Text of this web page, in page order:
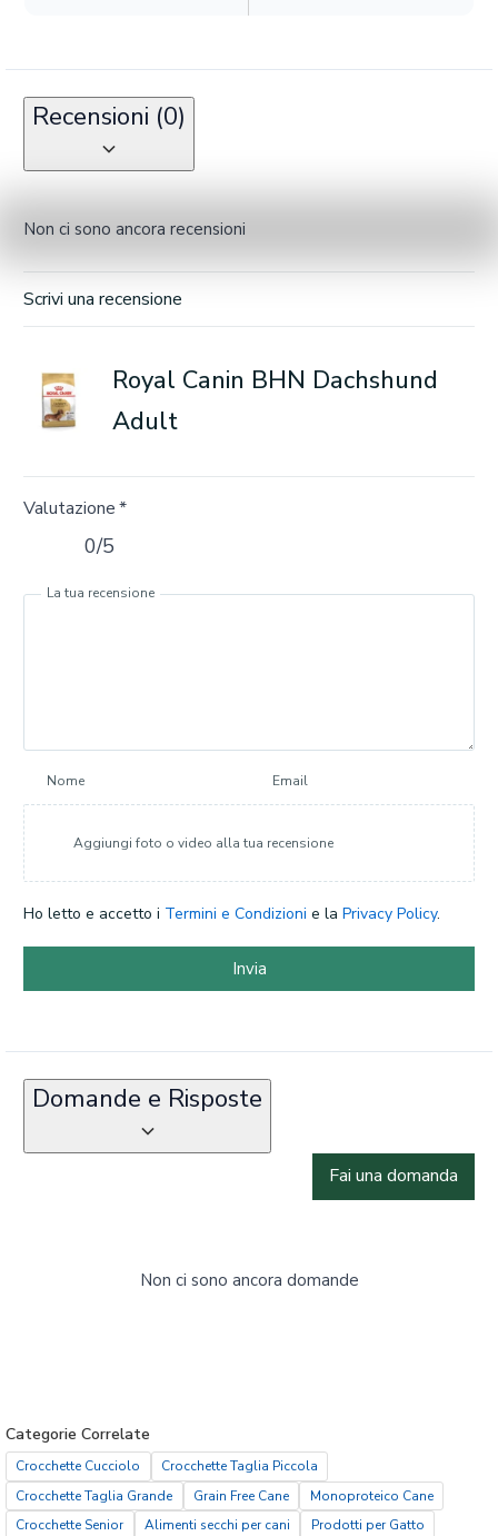
Recensioni (0)
Non ci sono ancora recensioni
Scrivi una recensione
Royal Canin BHN Dachshund
Adult
Valutazione*
0/5
La tua recensione
Nome Email
Aggiungi foto o video alla tua recensione
Ho letto e accetto i Termini e Condizioni e la Privacy Policy.
Invia
Domande e Risposte
Fai una domanda
Non ci sono ancora domande
Categorie Correlate
Crocchette Cucciolo
Crocchette Taglia Piccola
Crocchette Taglia Grande
Grain Free Cane
Monoproteico Cane
Crocchette Senior
Alimenti secchi per cani Prodotti per Gatto